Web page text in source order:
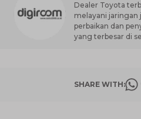
Dealer Toyota
melayani jaringan
perbaikan dan
yang terbesar di
SHARE WITH: